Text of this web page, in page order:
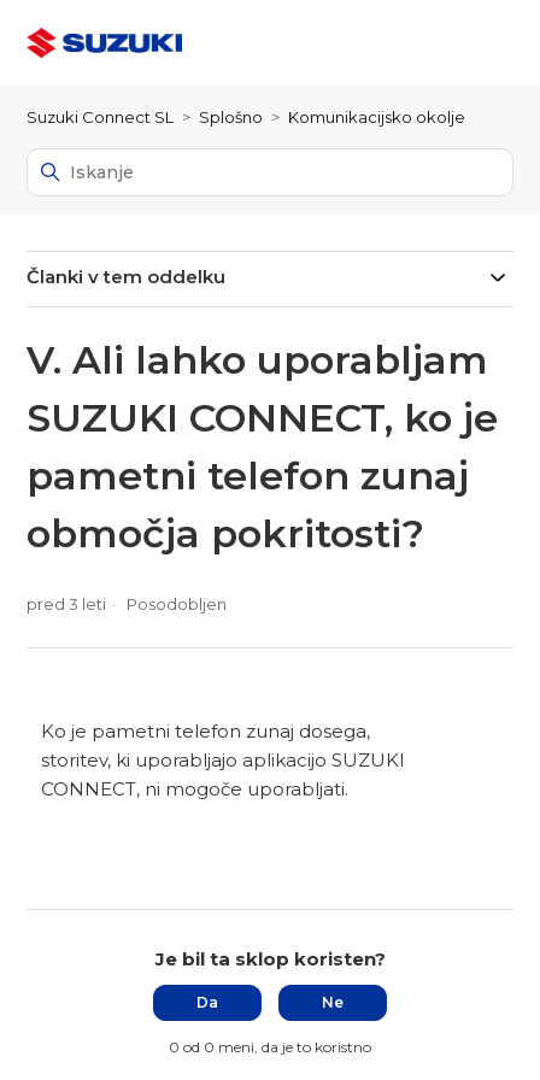
Suzuki Connect SL Splošno Komunikacijsko okolje
Članki v tem oddelku
V. Ali lahko uporabljam
SUZUKI CONNECT, ko je
pametni telefon zunaj
območja pokritosti?
pred 3 leti Posodobljen
Ko je pametni telefon zunaj dosega,
storitev, ki uporabljajo aplikacijo SUZUKI
CONNECT, ni mogoče uporabljati.
Je bil ta sklop koristen?
Da Ne
0 od 0 meni, da je to koristno